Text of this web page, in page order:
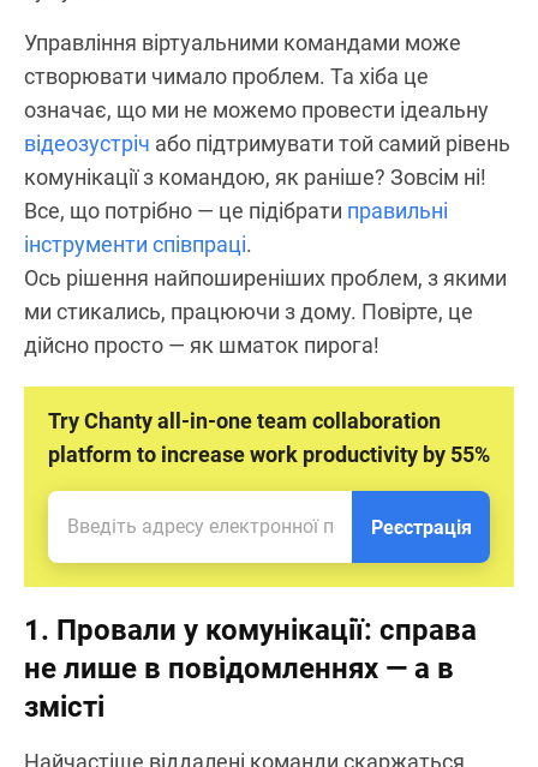
Управління віртуальними командами може
створювати чимало проблем. Та хіба це
означає, що ми не можемо провести ідеальну
відеозустріч або підтримувати той самий рівень
комунікації з командою, як раніше? Зовсім ні!
Все, що потрібно — це підібрати правильні
інструменти співпраці.
Ось рішення найпоширеніших проблем, з якими
ми стикались, працюючи з дому. Повірте, це
дійсно просто — як шматок пирога!
Try Chanty all-in-one team collaboration
platform to increase work productivity by 55%
Реєстрація
1. Провали у комунікації: справа
не лише в повідомленнях — а в
змісті
Найчастіше віддалені команди скаржаться